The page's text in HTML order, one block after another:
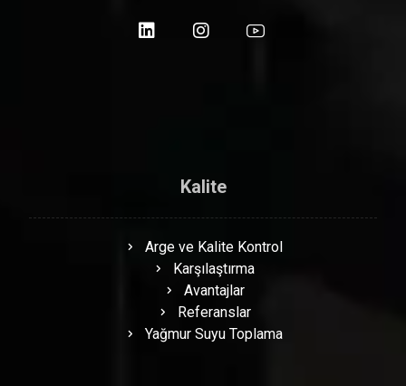
Kalite
Arge ve Kalite Kontrol
Karşılaştırma
Avantajlar
Referanslar
Yağmur Suyu Toplama